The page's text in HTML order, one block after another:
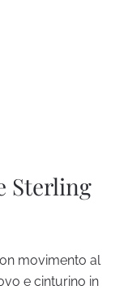
Sterling
movimento al
e cinturino in